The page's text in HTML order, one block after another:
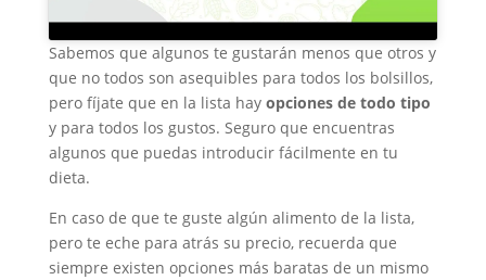
Sabemos que algunos te gustarán menos que otros y
que no todos son asequibles para todos los bolsillos,
pero fíjate que en la lista hay opciones de todo tipo
y para todos los gustos. Seguro que encuentras
algunos que puedas introducir fácilmente en tu
dieta.
En caso de que te guste algún alimento de la lista,
pero te eche para atrás su precio, recuerda que
siempre existen opciones más baratas de un mismo